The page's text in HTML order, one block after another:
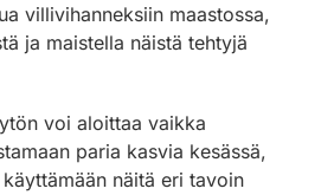
villivihanneksiin maastossa,
ja maistella näistä tehtyjä
voi aloittaa vaikka
paria kasvia kesässä,
näitä eri tavoin